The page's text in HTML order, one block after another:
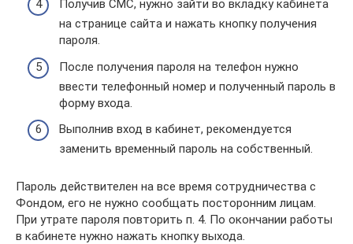
Получив СМС, нужно зайти во вкладку кабинета
на странице сайта и нажать кнопку получения
пароля.
После получения пароля на телефон нужно
ввести телефонный номер и полученный пароль в
форму входа.
Выполнив вход в кабинет, рекомендуется
заменить временный пароль на собственный.
Пароль действителен на все время сотрудничества с
Фондом, его не нужно сообщать посторонним лицам.
При утрате пароля повторить п. 4. По окончании работы
в кабинете нужно нажать кнопку выхода.